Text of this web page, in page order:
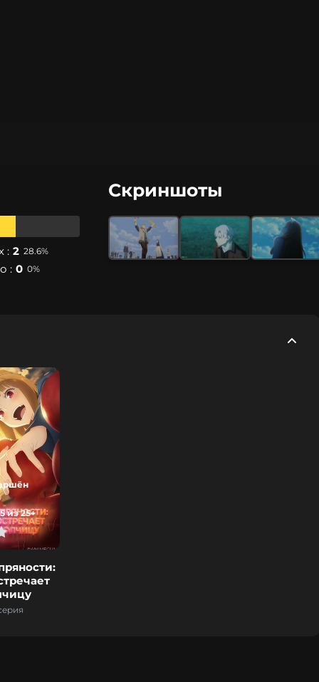
: 2 28.6%
: 0 0%
Скриншоты
из 25+